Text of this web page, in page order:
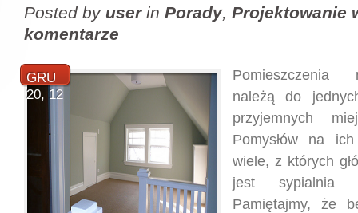
Posted by userin Porady, Projektowanie
komentarze
GRU
20, 12
Pomieszczenia
należą do
przyjemnych
Pomysłów na
wiele, z których
jest sypialnia
Pamiętajmy, że